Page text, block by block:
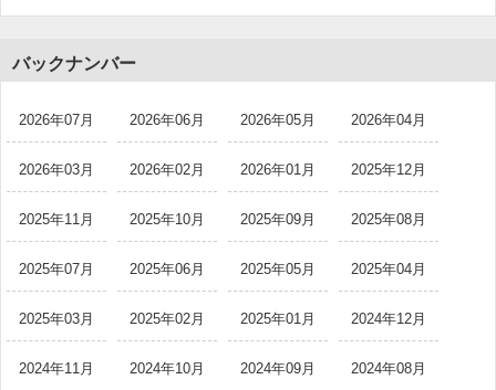
バックナンバー
2026年07月 2026年06月 2026年05月 2026年04月
2026年03月 2026年02月 2026年01月 2025年12月
2025年11月 2025年10月 2025年09月 2025年08月
2025年07月 2025年06月 2025年05月 2025年04月
2025年03月 2025年02月 2025年01月 2024年12月
2024年11月 2024年10月 2024年09月 2024年08月